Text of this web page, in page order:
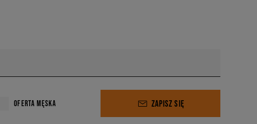
OFERTA MĘSKA ZAPISZ SIĘ